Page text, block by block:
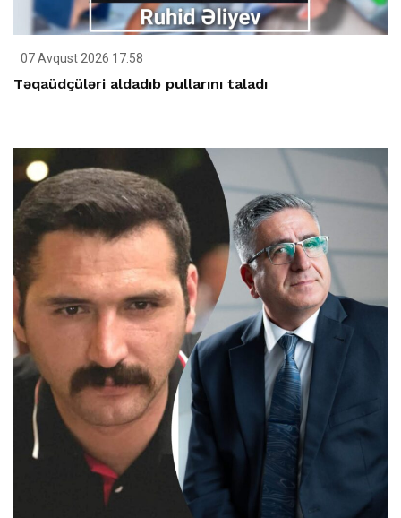
07 Avqust 2026 17:58
Təqaüdçüləri aldadıb pullarını taladı